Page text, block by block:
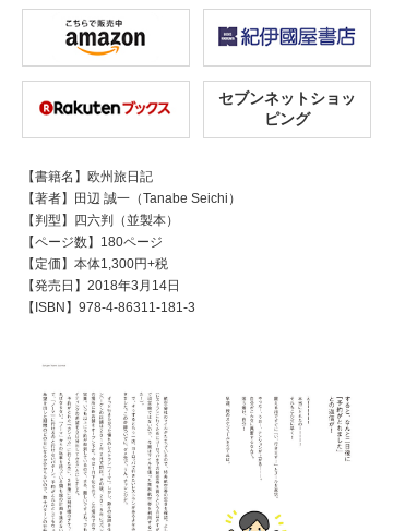
セブンネットショッ
ピング
【書籍名】欧州旅日記
【著者】田辺 誠一（Tanabe Seichi）
【判型】四六判（並製本）
【ページ数】180ページ
【定価】本体1,300円+税
【発売日】2018年3月14日
【ISBN】978-4-86311-181-3